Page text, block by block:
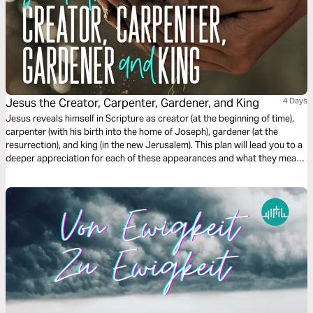
Jesus the Creator, Carpenter, Gardener, and King 4 Days
Jesus reveals himself in Scripture as creator (at the beginning of time),
carpenter (with his birth into the home of Joseph), gardener (at the
resurrection), and king (in the new Jerusalem). This plan will lead you to a
deeper appreciation for each of these appearances and what they mean